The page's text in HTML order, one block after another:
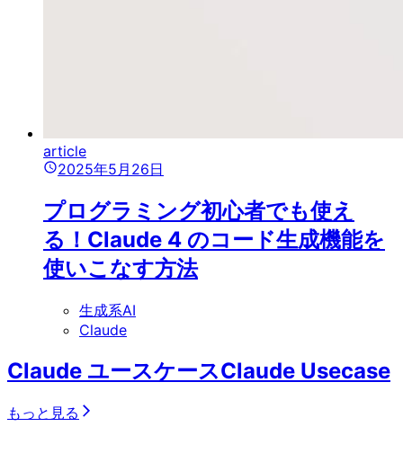
article
2025年5月26日
プログラミング初心者でも使え
る！Claude 4 のコード生成機能を
使いこなす方法
生成系AI
Claude
Claude ユースケースClaude Usecase
もっと見る